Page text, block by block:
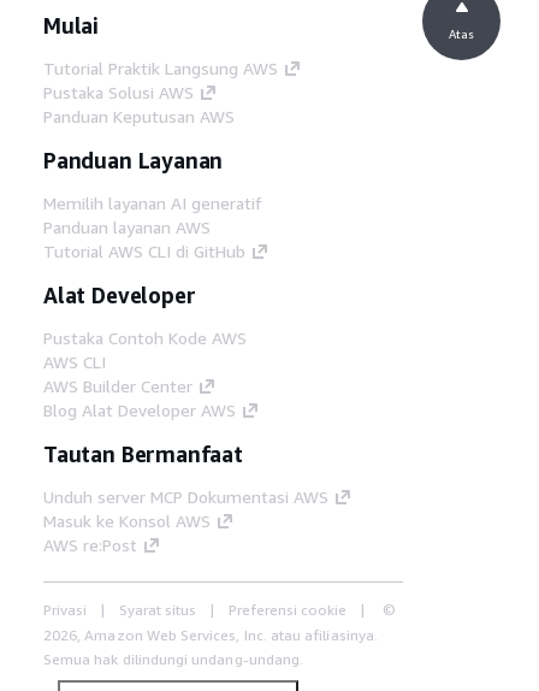
Mulai
Tutorial Praktik Langsung AWS
Pustaka Solusi AWS
Panduan Keputusan AWS
Panduan Layanan
Memilih layanan AI generatif
Panduan layanan AWS
Tutorial AWS CLI di GitHub
Alat Developer
Pustaka Contoh Kode AWS
AWS CLI
AWS Builder Center
Blog Alat Developer AWS
Tautan Bermanfaat
Unduh server MCP Dokumentasi AWS
Masuk ke Konsol AWS
AWS re:Post
Privasi Syarat situs Preferensi cookie
©
2026, Amazon Web Services, Inc. atau afiliasinya.
Semua hak dilindungi undang-undang.
Atas